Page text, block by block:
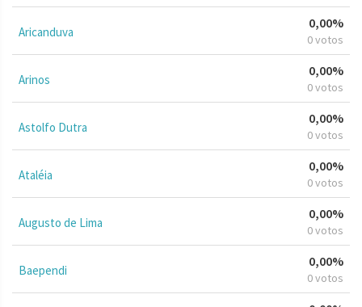
Aricanduva
0,00%
0 votos
Arinos
0,00%
0 votos
Astolfo Dutra
0,00%
0 votos
Ataléia
0,00%
0 votos
Augusto de Lima
0,00%
0 votos
Baependi
0,00%
0 votos